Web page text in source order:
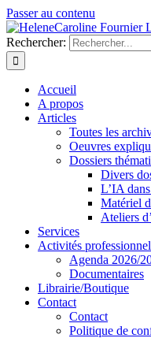
Passer au contenu
Rechercher:
Accueil
A propos
Articles
Toutes les
Oeuvres
Dossiers
Divers
L’IA
Matériel
Ateliers
Services
Activités
Agenda 2026/
Documentaires
Librairie/Boutique
Contact
Contact
Politique de